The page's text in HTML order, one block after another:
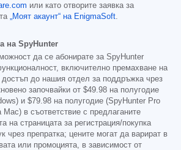
или като отворите заявка за
„Моят акаунт“ на EnigmaSoft
на SpyHunter
да се абонирате за SpyHunter
включително премахване на
до нашия отдел за поддръжка чрез
започвайки от $49.98 на полугодие
и $79.98 на полугодие (SpyHunter Pro
в съответствие с предлаганите
на страницата за регистрация/покупка
чрез препратка; цените могат да варират в
или промоцията, в зависимост от